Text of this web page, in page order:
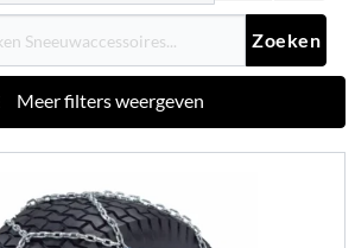
Zoeken
Meer filters weergeven